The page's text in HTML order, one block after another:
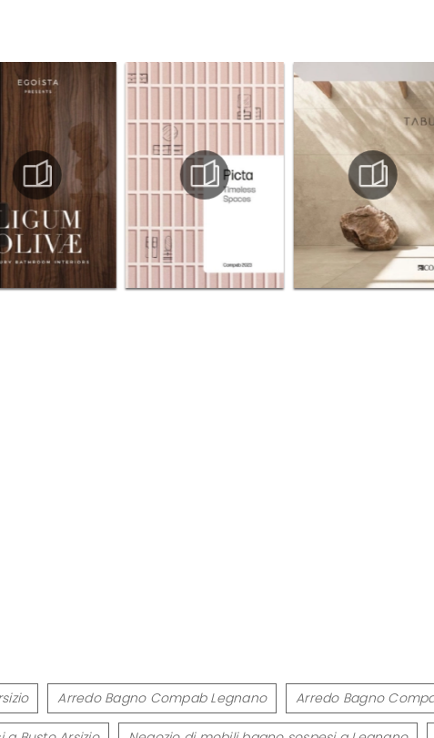
Arredo Bagno Compab Legnano Arredo Bagno